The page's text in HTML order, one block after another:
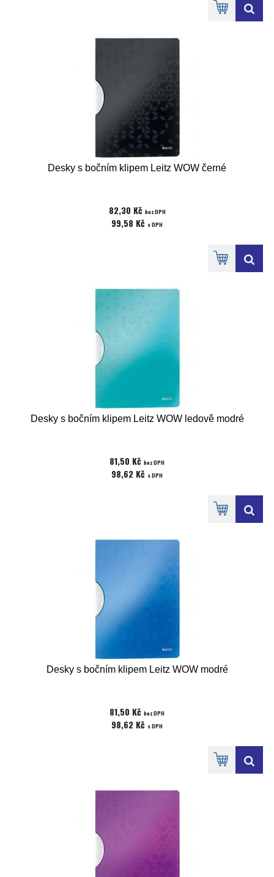
Desky s bočním klipem Leitz WOW černé
82,30 Kč bez DPH
99,58 Kč s DPH
Desky s bočním klipem Leitz WOW ledově modré
81,50 Kč bez DPH
98,62 Kč s DPH
Desky s bočním klipem Leitz WOW modré
81,50 Kč bez DPH
98,62 Kč s DPH